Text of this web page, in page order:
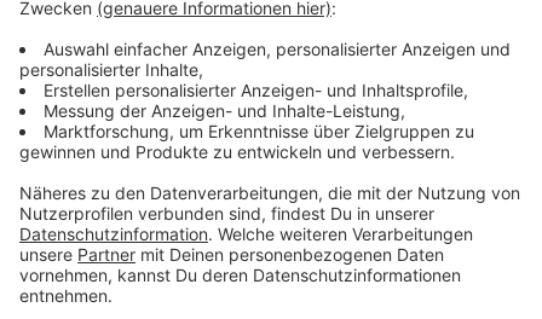
größten Herauforderungen in den kommenden Jahren
folgende sein: Eine zusätzliche Bewässerung der
Bäume, der Erhalt und die Förderung des öffentlichen
Grüns durch Anpassung und der Schutz der Bäume bei
Baumaßnahmen.
Das gesamte Gutachten gibt es auf derWebsite des
Kreises Viersen